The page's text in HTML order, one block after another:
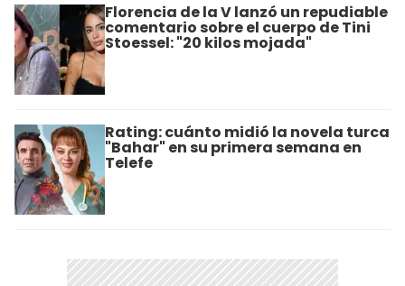
Florencia de la V lanzó un repudiable
comentario sobre el cuerpo de Tini
Stoessel: "20 kilos mojada"
Rating: cuánto midió la novela turca
"Bahar" en su primera semana en
Telefe